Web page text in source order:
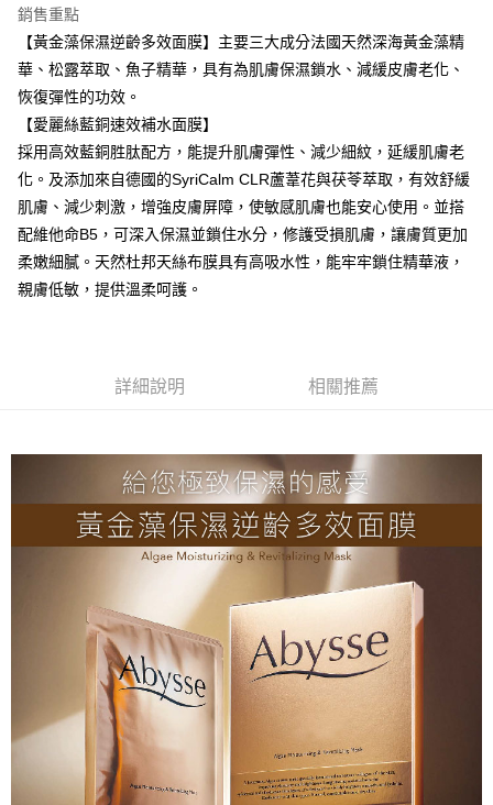
聯邦商業銀行
元大商業銀行
永豐商業銀行
台新國際商業銀行
中國信託商業銀行
台灣樂天信用卡公司
匯豐（台灣）商業銀行
聯邦商業銀行
遠東國際商業銀行
元大商業銀行
永豐商業銀行
玉山商業銀行
台灣樂天信用卡公司
街口支付
悠遊付
全盈+PAY
運送方式
全家取貨付款
每筆NT$80，滿NT$2,000(含以上)免運費
每筆NT$80，滿NT$2,000(含以上)免運費
付款後7-11取貨
每筆NT$80，滿NT$2,000(含以上)免運費
每筆NT$80，滿NT$2,000(含以上)免運費
每筆NT$120，滿NT$2,000(含以上)免運費
海外國家/配送
銷售重點
【黃金藻保濕逆齡多效面膜】主要三大成分法國天然深海黃金藻精
華、松露萃取、魚子精華，具有為肌膚保濕鎖水、減緩皮膚老化、
恢復彈性的功效。
【愛麗絲藍銅速效補水面膜】
採用高效藍銅胜肽配方，能提升肌膚彈性、減少細紋，延緩肌膚老
化。及添加來自德國的SyriCalm CLR蘆葦花與茯苓萃取，有效舒緩
肌膚、減少刺激，增強皮膚屏障，使敏感肌膚也能安心使用。並搭
配維他命B5，可深入保濕並鎖住水分，修護受損肌膚，讓膚質更加
柔嫩細膩。天然杜邦天絲布膜具有高吸水性，能牢牢鎖住精華液，
親膚低敏，提供溫柔呵護。
詳細說明 相關推薦